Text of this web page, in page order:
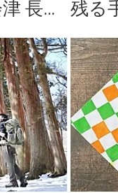
長門
ア」
残る
菓子
ベス